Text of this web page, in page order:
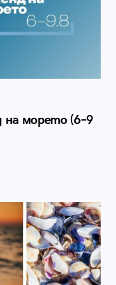
на морето (6–9